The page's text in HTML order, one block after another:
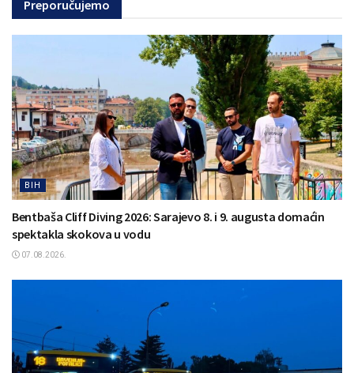
Preporučujemo
BIH
Bentbaša Cliff Diving 2026: Sarajevo 8. i 9. augusta domaćin
spektakla skokova u vodu
07.08.2026.